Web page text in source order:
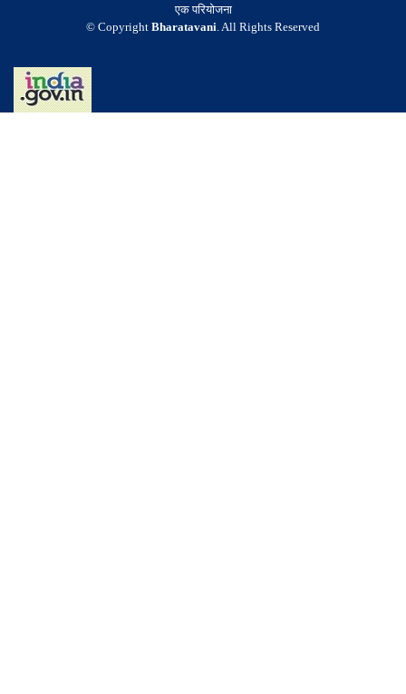
एक परियोजना
© Copyright Bharatavani. All Rights Reserved